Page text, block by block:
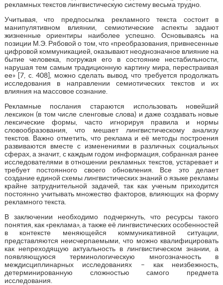
рекламных текстов лингвистическую систему весьма трудно.
Учитывая, что предпосылка рекламного текста состоит в
манипулятивном влиянии, семиотические аспекты задают
жизненные ориентиры наиболее успешно. Основываясь на
позиции М.Э. Рябовой о том, что «преобразования, привнесенные
цифровой коммуникацией, оказывают неоднозначное влияние на
бытие человека, погружая его в состояние нестабильности,
нарушая тем самым традиционную картину мира, перестраивая
ее» [7, c. 408], можно сделать вывод, что требуется продолжать
исследования в направлении семиотических текстов и их
влияния на массовое сознание.
Рекламные послания стараются использовать новейший
лексикон (в том числе сленговые слова) и даже создавать новые
лексические формы, часто игнорируя правила и нормы
словообразования, что мешает лингвистическому анализу
текстов. Важно отметить, что реклама и её методы построения
развиваются вместе с изменениями в различных социальных
сферах, а значит, с каждым годом информация, собранная ранее
исследователями в отношении рекламных текстов, устаревает и
требует постоянного своего обновления. Все это делает
создание единой схемы лингвистических знаний о языке рекламы
крайне затруднительной задачей, так как ученым приходится
постоянно учитывать множество факторов, влияющих на форму
рекламного текста.
В заключении необходимо подчеркнуть, что ресурсы такого
понятия, как «реклама», а также её лингвистических особенностей
в контексте меняющейся коммуникативной ситуации,
представляются неисчерпаемыми, что можно квалифицировать
как непреходящую актуальность в лингвистическом знании, а
появляющуюся терминологическую многозначность в
междисциплинарных исследованиях – как неизбежность,
детерминированную сложностью самого предмета
исследования.